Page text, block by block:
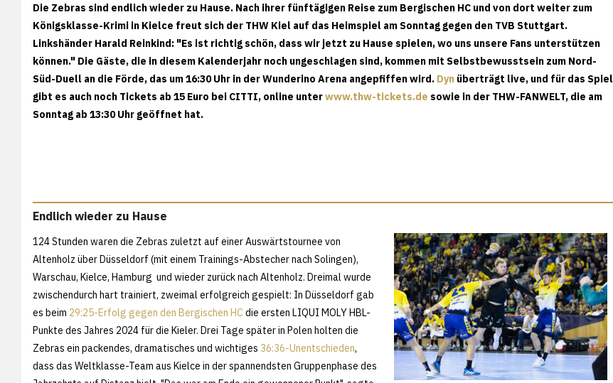
Die Zebras sind endlich wieder zu Hause. Nach ihrer fünftägigen Reise zum Bergischen HC und von dort weiter zum
Königsklasse-Krimi in Kielce freut sich der THW Kiel auf das Heimspiel am Sonntag gegen den TVB Stuttgart.
Linkshänder Harald Reinkind: "Es ist richtig schön, dass wir jetzt zu Hause spielen, wo uns unsere Fans unterstützen
können." Die Gäste, die in diesem Kalenderjahr noch ungeschlagen sind, kommen mit Selbstbewusstsein zum Nord-
Süd-Duell an die Förde, das um 16:30 Uhr in der Wunderino Arena angepfiffen wird. Dyn überträgt live, und für das Spiel
gibt es auch noch Tickets ab 15 Euro bei CITTI, online unterwww.thw-tickets.de sowie in der THW-FANWELT, die am
Sonntag ab 13:30 Uhr geöffnet hat.
Endlich wieder zu Hause
124 Stunden waren die Zebras zuletzt auf einer Auswärtstournee von
Altenholz über Düsseldorf (mit einem Trainings-Abstecher nach Solingen),
Warschau, Kielce, Hamburg und wieder zurück nach Altenholz. Dreimal wurde
zwischendurch hart trainiert, zweimal erfolgreich gespielt: In Düsseldorf gab
es beim 29:25-Erfolg gegen den Bergischen HC die ersten LIQUI MOLY HBL-
Punkte des Jahres 2024 für die Kieler. Drei Tage später in Polen holten die
Zebras ein packendes, dramatisches und wichtiges 36:36-Unentschieden,
dass das Weltklasse-Team aus Kielce in der spannendsten Gruppenphase des